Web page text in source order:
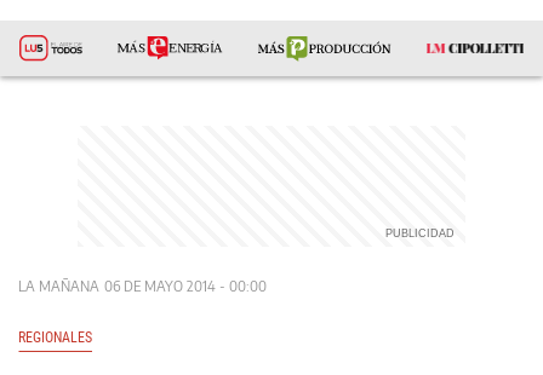
LA MAÑANA 06 DE MAYO 2014 - 00:00
REGIONALES